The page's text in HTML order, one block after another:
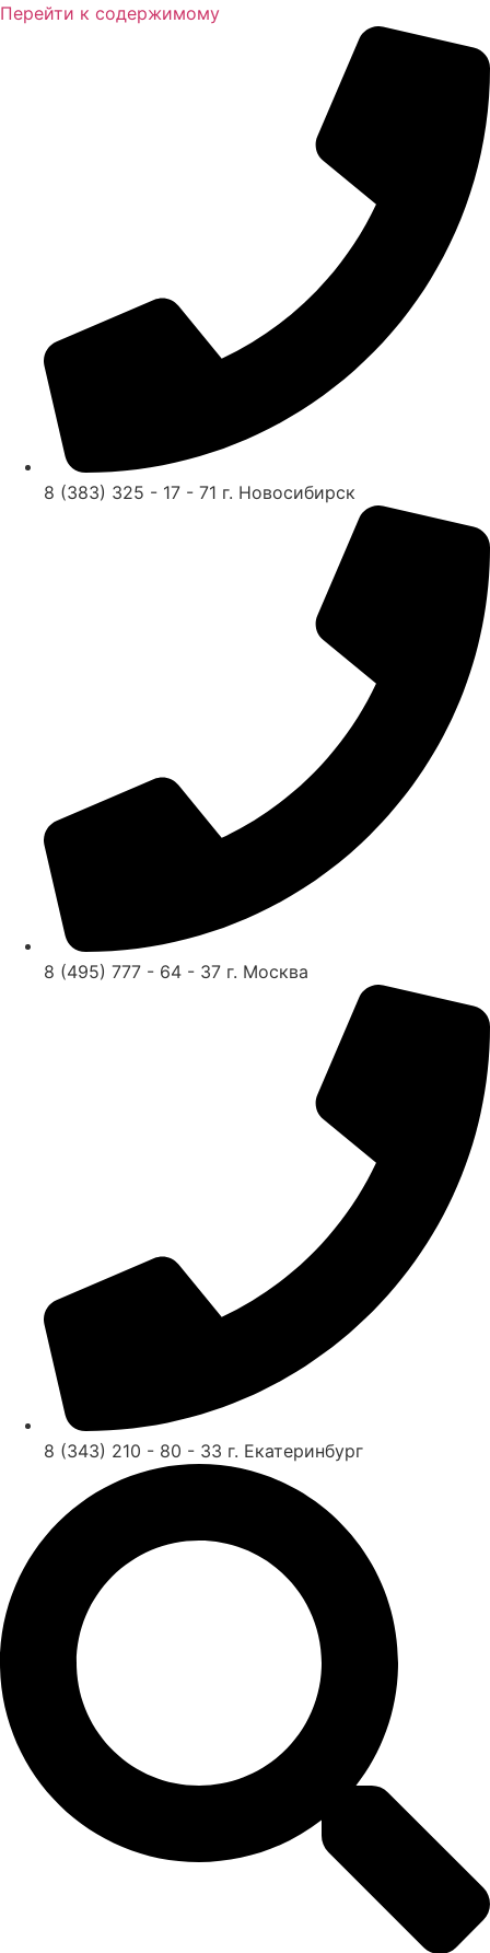
Перейти к содержимому
8 (383) 325 - 17 - 71 г. Новосибирск
8 (495) 777 - 64 - 37 г. Москва
8 (343) 210 - 80 - 33 г. Екатеринбург